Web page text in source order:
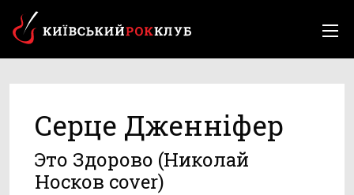
Серце Дженніфер
Это Здорово (Николай
Носков cover)